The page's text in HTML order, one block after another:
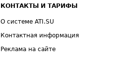
КОНТАКТЫ И ТАРИФЫ
О системе ATI.SU
Контактная информация
Реклама на сайте